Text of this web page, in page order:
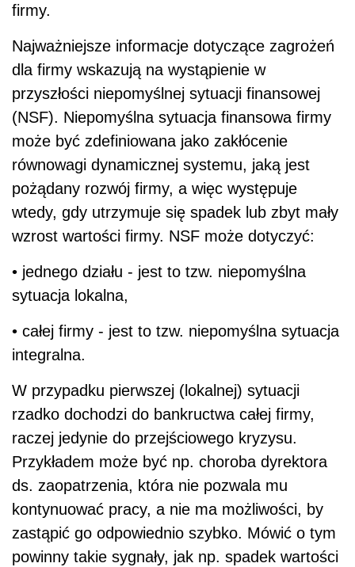
firmy.
Najważniejsze informacje dotyczące zagrożeń
dla firmy wskazują na wystąpienie w
przyszłości niepomyślnej sytuacji finansowej
(NSF). Niepomyślna sytuacja finansowa firmy
może być zdefiniowana jako zakłócenie
równowagi dynamicznej systemu, jaką jest
pożądany rozwój firmy, a więc występuje
wtedy, gdy utrzymuje się spadek lub zbyt mały
wzrost wartości firmy. NSF może dotyczyć:
• jednego działu - jest to tzw. niepomyślna
sytuacja lokalna,
• całej firmy - jest to tzw. niepomyślna sytuacja
integralna.
W przypadku pierwszej (lokalnej) sytuacji
rzadko dochodzi do bankructwa całej firmy,
raczej jedynie do przejściowego kryzysu.
Przykładem może być np. choroba dyrektora
ds. zaopatrzenia, która nie pozwala mu
kontynuować pracy, a nie ma możliwości, by
zastąpić go odpowiednio szybko. Mówić o tym
powinny takie sygnały, jak np. spadek wartości